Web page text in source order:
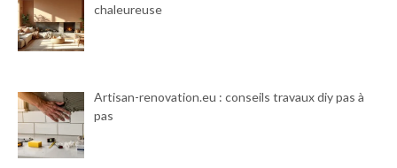
chaleureuse
Artisan-renovation.eu : conseils travaux diy pas à
pas